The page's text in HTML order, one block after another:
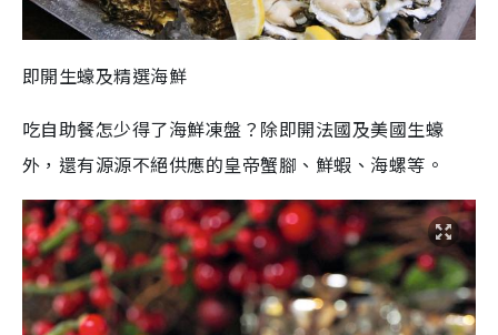
即開生蠔及精選海鮮
吃自助餐怎少得了海鮮凍盤？除即開法國及美國生蠔
外，還有源源不絕供應的皇帝蟹腳、鮮蝦、海螺等。